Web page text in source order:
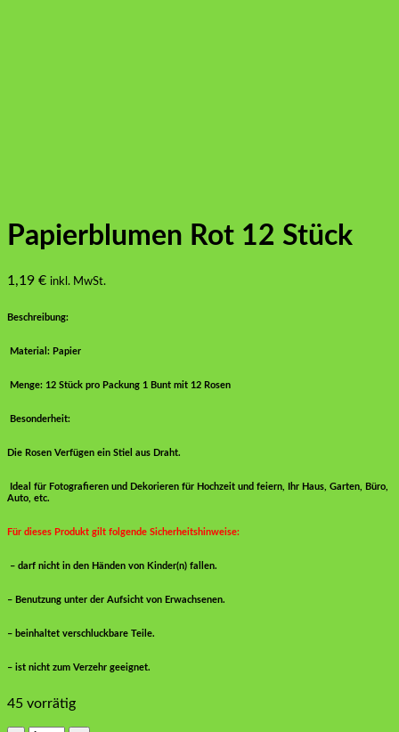
Papierblumen Rot 12 Stück
1,19 € inkl. MwSt.
Beschreibung:
Material: Papier
Menge: 12 Stück pro Packung 1 Bunt mit 12 Rosen
Besonderheit:
Die Rosen Verfügen ein Stiel aus Draht.
Ideal für Fotografieren und Dekorieren für Hochzeit und feiern, Ihr Haus, Garten, Büro,
Auto, etc.
Für dieses Produkt gilt folgende Sicherheitshinweise:
– darf nicht in den Händen von Kinder(n) fallen.
– Benutzung unter der Aufsicht von Erwachsenen.
– beinhaltet verschluckbare Teile.
– ist nicht zum Verzehr geeignet.
45 vorrätig